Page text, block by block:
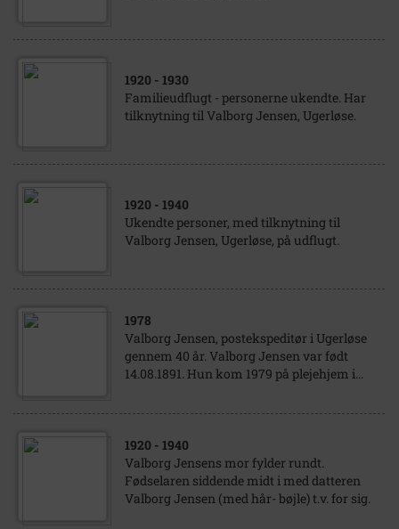
1920 - 1930
Familieudflugt - personerne ukendte. Har
tilknytning til Valborg Jensen, Ugerløse.
1920 - 1940
Ukendte personer, med tilknytning til
Valborg Jensen, Ugerløse, på udflugt.
1978
Valborg Jensen, postekspeditør i Ugerløse
gennem 40 år. Valborg Jensen var født
14.08.1891. Hun kom 1979 på plejehjem i...
1920 - 1940
Valborg Jensens mor fylder rundt.
Fødselaren siddende midt i med datteren
Valborg Jensen (med hår- bøjle) t.v. for sig.